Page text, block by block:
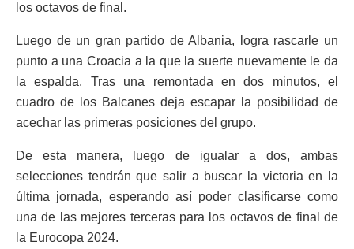
los octavos de final.
Luego de un gran partido de Albania, logra rascarle un
punto a una Croacia a la que la suerte nuevamente le da
la espalda. Tras una remontada en dos minutos, el
cuadro de los Balcanes deja escapar la posibilidad de
acechar las primeras posiciones del grupo.
De esta manera, luego de igualar a dos, ambas
selecciones tendrán que salir a buscar la victoria en la
última jornada, esperando así poder clasificarse como
una de las mejores terceras para los octavos de final de
la Eurocopa 2024.